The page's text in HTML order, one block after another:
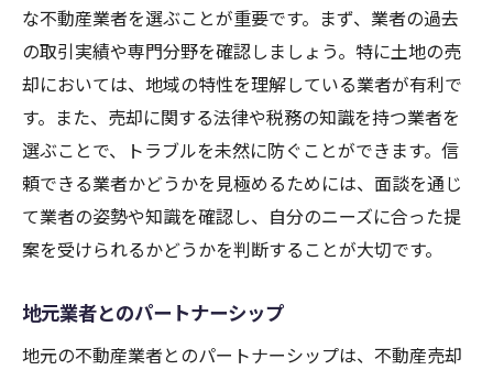
な不動産業者を選ぶことが重要です。まず、業者の過去
の取引実績や専門分野を確認しましょう。特に土地の売
却においては、地域の特性を理解している業者が有利で
す。また、売却に関する法律や税務の知識を持つ業者を
選ぶことで、トラブルを未然に防ぐことができます。信
頼できる業者かどうかを見極めるためには、面談を通じ
て業者の姿勢や知識を確認し、自分のニーズに合った提
案を受けられるかどうかを判断することが大切です。
地元業者とのパートナーシップ
地元の不動産業者とのパートナーシップは、不動産売却